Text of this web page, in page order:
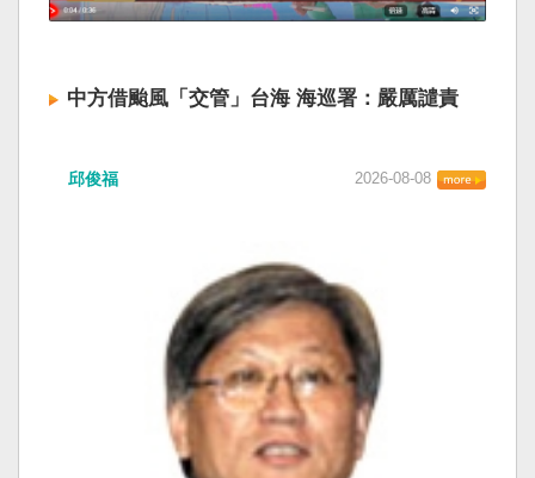
中方借颱風「交管」台海 海巡署：嚴厲譴責
「將對經過台灣海峽南口北上船舶實施交通管
視網） 陸委會：中共無理粗魯聲明 極其可笑 中國
廣東海事局公告，受到颱風白海豚影響，「將對
經過台灣海峽南口北上船舶實施交通管制」。海
巡署昨晚嚴正駁斥，強調中國無任何權利在台灣
海峽實施交通管制。陸委會也表示，中共假借颱
風名義聲稱管制相關海域，違反聯合國海洋法公
約等國際規範，「中共有關部門的無理粗魯聲明
是對國際秩序與規範的無知、漠視與踐踏，極其
邱俊福 2026-08-08